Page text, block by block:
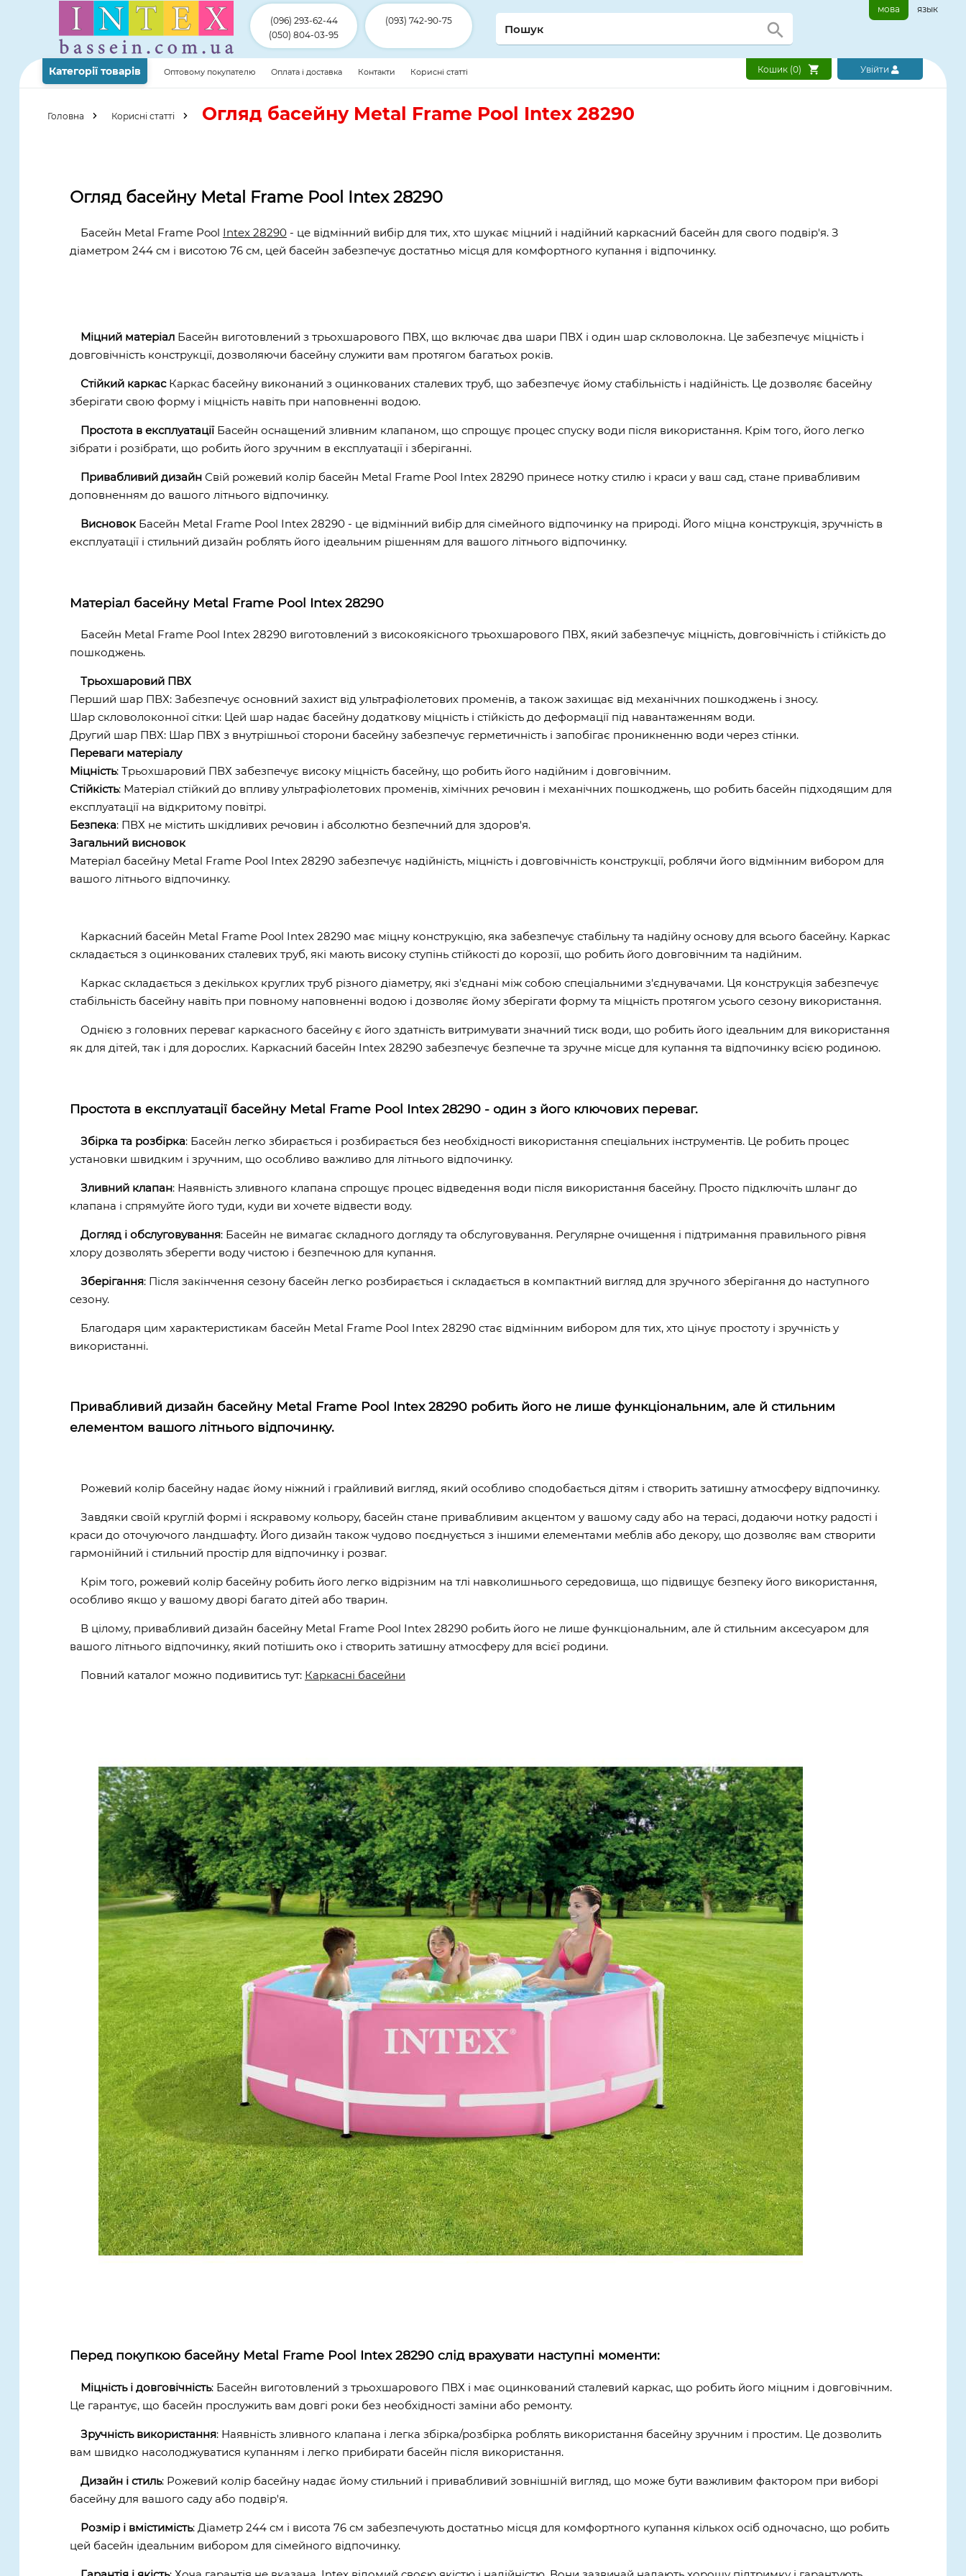
(096) 293-62-44
(050) 804-03-95
(093) 742-90-75
мова язык
Категорії товарів Оптовому покупателю Оплата і доставка Контакти Корисні статті Кошик (0) Увійти
Головна Корисні статті Огляд басейну Metal Frame Pool Intex 28290
Огляд басейну Metal Frame Pool Intex 28290
Басейн Metal Frame Pool Intex 28290- це відмінний вибір для тих, хто шукає міцний і надійний каркасний басейн для свого подвір'я. З
діаметром 244 см і висотою 76 см, цей басейн забезпечує достатньо місця для комфортного купання і відпочинку.
Міцний матеріалБасейн виготовлений з трьохшарового ПВХ, що включає два шари ПВХ і один шар скловолокна. Це забезпечує міцність і
довговічність конструкції, дозволяючи басейну служити вам протягом багатьох років.
Стійкий каркасКаркас басейну виконаний з оцинкованих сталевих труб, що забезпечує йому стабільність і надійність. Це дозволяє басейну
зберігати свою форму і міцність навіть при наповненні водою.
Простота в експлуатаціїБасейн оснащений зливним клапаном, що спрощує процес спуску води після використання. Крім того, його легко
зібрати і розібрати, що робить його зручним в експлуатації і зберіганні.
Привабливий дизайнСвій рожевий колір басейн Metal Frame Pool Intex 28290 принесе нотку стилю і краси у ваш сад, стане привабливим
доповненням до вашого літнього відпочинку.
ВисновокБасейн Metal Frame Pool Intex 28290 - це відмінний вибір для сімейного відпочинку на природі. Його міцна конструкція, зручність в
експлуатації і стильний дизайн роблять його ідеальним рішенням для вашого літнього відпочинку.
Матеріал басейну Metal Frame Pool Intex 28290
Басейн Metal Frame Pool Intex 28290 виготовлений з високоякісного трьохшарового ПВХ, який забезпечує міцність, довговічність і стійкість до
пошкоджень.
Трьохшаровий ПВХ
Перший шар ПВХ: Забезпечує основний захист від ультрафіолетових променів, а також захищає від механічних пошкоджень і зносу.
Шар скловолоконної сітки: Цей шар надає басейну додаткову міцність і стійкість до деформації під навантаженням води.
Другий шар ПВХ: Шар ПВХ з внутрішньої сторони басейну забезпечує герметичність і запобігає проникненню води через стінки.
Переваги матеріалу
Міцність: Трьохшаровий ПВХ забезпечує високу міцність басейну, що робить його надійним і довговічним.
Стійкість: Матеріал стійкий до впливу ультрафіолетових променів, хімічних речовин і механічних пошкоджень, що робить басейн підходящим для
експлуатації на відкритому повітрі.
Безпека: ПВХ не містить шкідливих речовин і абсолютно безпечний для здоров'я.
Загальний висновок
Матеріал басейну Metal Frame Pool Intex 28290 забезпечує надійність, міцність і довговічність конструкції, роблячи його відмінним вибором для
вашого літнього відпочинку.
Каркасний басейн Metal Frame Pool Intex 28290 має міцну конструкцію, яка забезпечує стабільну та надійну основу для всього басейну. Каркас
складається з оцинкованих сталевих труб, які мають високу ступінь стійкості до корозії, що робить його довговічним та надійним.
Каркас складається з декількох круглих труб різного діаметру, які з'єднані між собою спеціальними з'єднувачами. Ця конструкція забезпечує
стабільність басейну навіть при повному наповненні водою і дозволяє йому зберігати форму та міцність протягом усього сезону використання.
Однією з головних переваг каркасного басейну є його здатність витримувати значний тиск води, що робить його ідеальним для використання
як для дітей, так і для дорослих. Каркасний басейн Intex 28290 забезпечує безпечне та зручне місце для купання та відпочинку всією родиною.
Простота в експлуатації басейну Metal Frame Pool Intex 28290 - один з його ключових переваг.
Збірка та розбірка: Басейн легко збирається і розбирається без необхідності використання спеціальних інструментів. Це робить процес
установки швидким і зручним, що особливо важливо для літнього відпочинку.
Зливний клапан: Наявність зливного клапана спрощує процес відведення води після використання басейну. Просто підключіть шланг до
клапана і спрямуйте його туди, куди ви хочете відвести воду.
Догляд і обслуговування: Басейн не вимагає складного догляду та обслуговування. Регулярне очищення і підтримання правильного рівня
хлору дозволять зберегти воду чистою і безпечною для купання.
Зберігання: Після закінчення сезону басейн легко розбирається і складається в компактний вигляд для зручного зберігання до наступного
сезону.
Благодаря цим характеристикам басейн Metal Frame Pool Intex 28290 стає відмінним вибором для тих, хто цінує простоту і зручність у
використанні.
Привабливий дизайн басейну Metal Frame Pool Intex 28290 робить його не лише функціональним, але й стильним
елементом вашого літнього відпочинку.
Рожевий колір басейну надає йому ніжний і грайливий вигляд, який особливо сподобається дітям і створить затишну атмосферу відпочинку.
Завдяки своїй круглій формі і яскравому кольору, басейн стане привабливим акцентом у вашому саду або на терасі, додаючи нотку радості і
краси до оточуючого ландшафту. Його дизайн також чудово поєднується з іншими елементами меблів або декору, що дозволяє вам створити
гармонійний і стильний простір для відпочинку і розваг.
Крім того, рожевий колір басейну робить його легко відрізним на тлі навколишнього середовища, що підвищує безпеку його використання,
особливо якщо у вашому дворі багато дітей або тварин.
В цілому, привабливий дизайн басейну Metal Frame Pool Intex 28290 робить його не лише функціональним, але й стильним аксесуаром для
вашого літнього відпочинку, який потішить око і створить затишну атмосферу для всієї родини.
Повний каталог можно подивитись тут: Каркасні басейни
Перед покупкою басейну Metal Frame Pool Intex 28290 слід врахувати наступні моменти:
Міцність і довговічність: Басейн виготовлений з трьохшарового ПВХ і має оцинкований сталевий каркас, що робить його міцним і довговічним.
Це гарантує, що басейн прослужить вам довгі роки без необхідності заміни або ремонту.
Зручність використання: Наявність зливного клапана і легка збірка/розбірка роблять використання басейну зручним і простим. Це дозволить
вам швидко насолоджуватися купанням і легко прибирати басейн після використання.
Дизайн і стиль: Рожевий колір басейну надає йому стильний і привабливий зовнішній вигляд, що може бути важливим фактором при виборі
басейну для вашого саду або подвір'я.
Розмір і вмістимість: Діаметр 244 см і висота 76 см забезпечують достатньо місця для комфортного купання кількох осіб одночасно, що робить
цей басейн ідеальним вибором для сімейного відпочинку.